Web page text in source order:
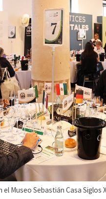
Museo Sebastián Casa Siglos